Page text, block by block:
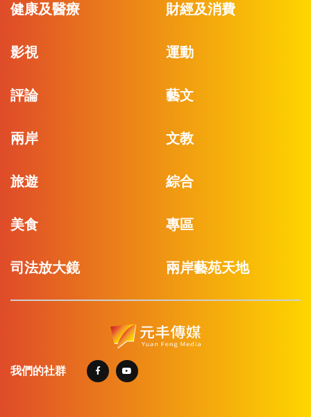
健康及醫療 財經及消費
影視 運動
評論 藝文
兩岸 文教
旅遊 綜合
美食 專區
司法放大鏡 兩岸藝苑天地
我們的社群